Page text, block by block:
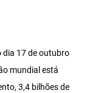
dia 17 de outubro
mundial está
3,4 bilhões de